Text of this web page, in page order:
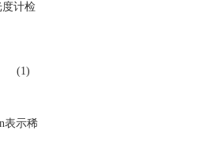
计检
(1)
表示稀